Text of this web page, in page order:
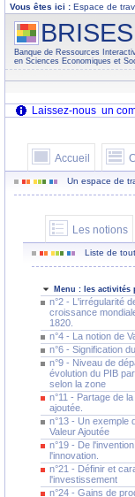
Vous êtes ici : Espace de
BRISES
Banque de Ressources
en Sciences Economiques et
Accueil
Un espace de
Les notions
Liste de
Menu : les activités
n°2 - L'irrégularité
croissance
1820.
n°4 - La notion de
n°6 - Signification
n°9 - Niveau de
évolution du PIB
selon la zone
n°11 - Partage de
ajoutée.
n°13 - Un exemple
Valeur Ajoutée
n°19 - De
l'innovation.
n°21 - Définir et
l'investissement
n°24 - Gains de